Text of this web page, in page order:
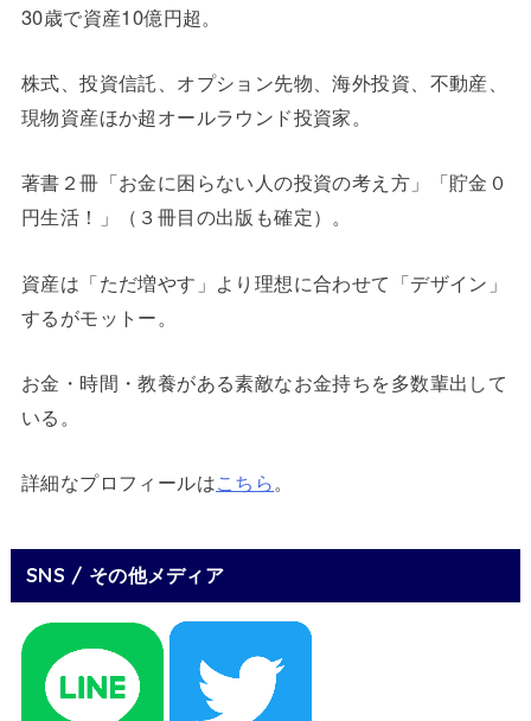
30歳で資産10億円超。
株式、投資信託、オプション先物、海外投資、不動産、
現物資産ほか超オールラウンド投資家。
著書２冊「お金に困らない人の投資の考え方」「貯金０
円生活！」（３冊目の出版も確定）。
資産は「ただ増やす」より理想に合わせて「デザイン」
するがモットー。
お金・時間・教養がある素敵なお金持ちを多数輩出して
いる。
詳細なプロフィールはこちら。
SNS / その他メディア